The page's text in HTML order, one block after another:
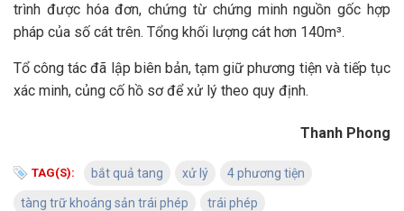
trình được hóa đơn, chứng từ chứng minh nguồn gốc hợp
pháp của số cát trên. Tổng khối lượng cát hơn 140m³.
Tổ công tác đã lập biên bản, tạm giữ phương tiện và tiếp tục
xác minh, củng cố hồ sơ để xử lý theo quy định.
Thanh Phong
TAG(S): bắt quả tang xử lý 4 phương tiện
tàng trữ khoáng sản trái phép trái phép